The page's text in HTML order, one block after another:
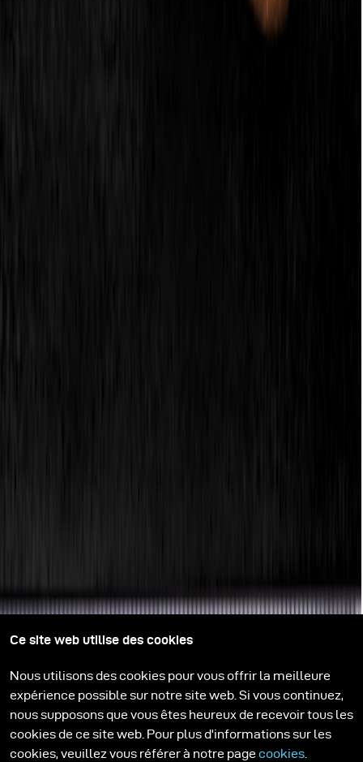
Ce site web utilise des cookies
Nous utilisons des cookies pour vous offrir la meilleure
expérience possible sur notre site web. Si vous continuez,
nous supposons que vous êtes heureux de recevoir tous les
cookies de ce site web. Pour plus d'informations sur les
cookies, veuillez vous référer à notre page cookies